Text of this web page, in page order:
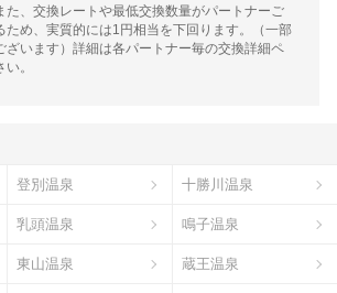
た、交換レートや最低交換数量がパートナーご
ため、実質的には1円相当を下回ります。（一部
ざいます）詳細は各パートナー毎の交換詳細ペ
。
登別温泉 十勝川温泉
乳頭温泉 鳴子温泉
東山温泉 蔵王温泉